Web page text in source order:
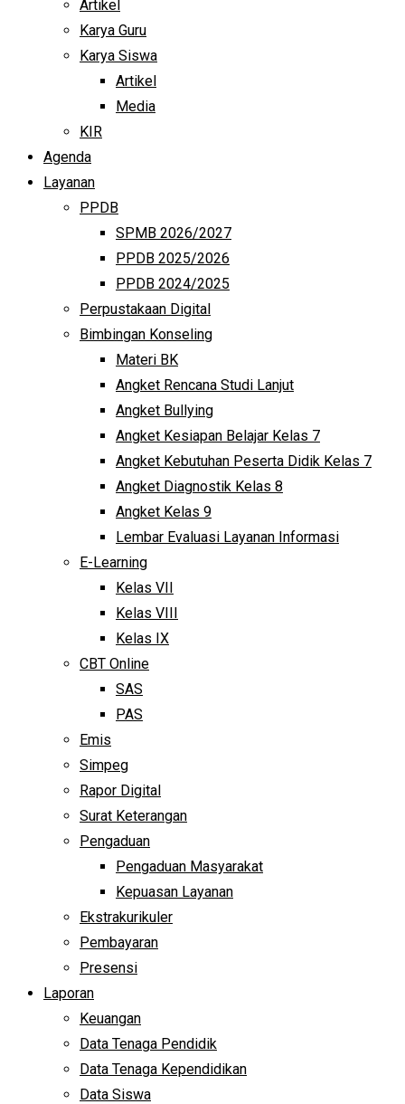
Artikel
Karya Guru
Karya Siswa
Artikel
Media
KIR
Agenda
Layanan
PPDB
SPMB 2026/2027
PPDB 2025/2026
PPDB 2024/2025
Perpustakaan Digital
Bimbingan Konseling
Materi BK
Angket Rencana Studi Lanjut
Angket Bullying
Angket Kesiapan Belajar Kelas 7
Angket Kebutuhan Peserta Didik Kelas 7
Angket Diagnostik Kelas 8
Angket Kelas 9
Lembar Evaluasi Layanan Informasi
E-Learning
Kelas VII
Kelas VIII
Kelas IX
CBT Online
SAS
PAS
Emis
Simpeg
Rapor Digital
Surat Keterangan
Pengaduan
Pengaduan Masyarakat
Kepuasan Layanan
Ekstrakurikuler
Pembayaran
Presensi
Laporan
Keuangan
Data Tenaga Pendidik
Data Tenaga Kependidikan
Data Siswa